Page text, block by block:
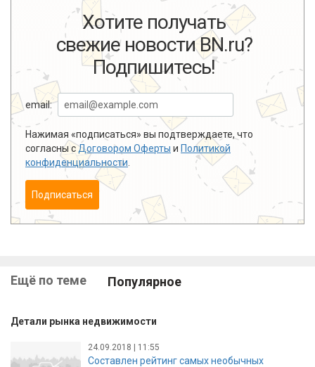
Хотите получать
свежие новости BN.ru?
Подпишитесь!
email:
Нажимая «подписаться» вы подтверждаете, что
согласны сДоговором Оферты и Политикой
конфиденциальности
Подписаться
Ещё по теме Популярное
Детали рынка недвижимости
24.09.2018 | 11:55
Составлен рейтинг самых необычных